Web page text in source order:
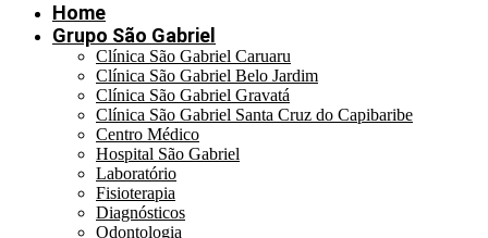
Home
Grupo São Gabriel
Clínica São Gabriel Caruaru
Clínica São Gabriel Belo Jardim
Clínica São Gabriel Gravatá
Clínica São Gabriel Santa Cruz do Capibaribe
Centro Médico
Hospital São Gabriel
Laboratório
Fisioterapia
Diagnósticos
Odontologia